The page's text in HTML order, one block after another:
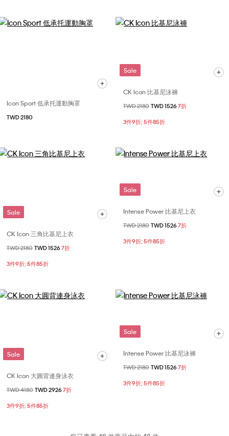
Icon Sport 低承托運動胸罩
TWD 2180
Sale
CK Icon 比基尼泳褲
價格扣減從
TWD 2180 至
TWD 15267折
3件9折; 5件85折
Sale
CK Icon 三角比基尼上衣
價格扣減從
TWD 2180 至
TWD 15267折
3件9折; 5件85折
Sale
Intense Power 比基尼上衣
價格扣減從
TWD 2180 至
TWD 15267折
3件9折; 5件85折
Sale
CK Icon 大圓背連身泳衣
價格扣減從
TWD 4180 至
TWD 29267折
3件9折; 5件85折
Sale
Intense Power 比基尼泳褲
價格扣減從
TWD 2180 至
TWD 15267折
3件9折; 5件85折